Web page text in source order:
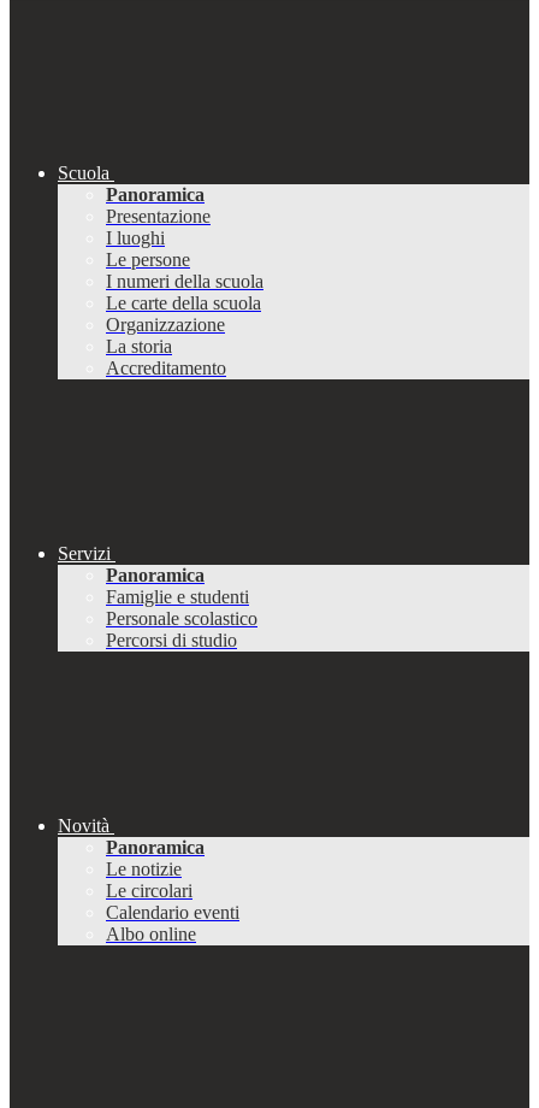
Scuola
Panoramica
Presentazione
I luoghi
Le persone
I numeri della scuola
Le carte della scuola
Organizzazione
La storia
Accreditamento
Servizi
Panoramica
Famiglie e studenti
Personale scolastico
Percorsi di studio
Novità
Panoramica
Le notizie
Le circolari
Calendario eventi
Albo online